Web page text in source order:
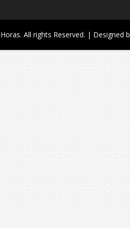
. All rights Reserved. | Designed